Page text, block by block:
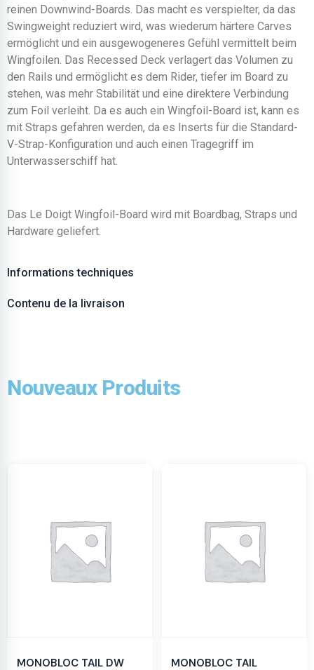
reinen Downwind-Boards. Das macht es verspielter, da das
Swingweight reduziert wird, was wiederum härtere Carves
ermöglicht und ein ausgewogeneres Gefühl vermittelt beim
Wingfoilen. Das Recessed Deck verlagert das Volumen zu
den Rails und ermöglicht es dem Rider, tiefer im Board zu
stehen, was mehr Stabilität und eine direktere Verbindung
zum Foil verleiht. Da es auch ein Wingfoil-Board ist, kann es
mit Straps gefahren werden, da es Inserts für die Standard-
V-Strap-Konfiguration und auch einen Tragegriff im
Unterwasserschiff hat.
Das Le Doigt Wingfoil-Board wird mit Boardbag, Straps und
Hardware geliefert.
Informations techniques
Contenu de la livraison
Nouveaux Produits
MONOBLOC TAIL DW
MONOBLOC TAIL